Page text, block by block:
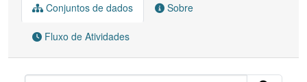
Conjuntos de dados Sobre
Fluxo de Atividades